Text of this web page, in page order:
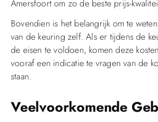
Amersfoort om zo de beste prijs-
Bovendien is het belangrijk om te
van de keuring zelf. Als er tijdens de
de eisen te voldoen, komen deze
vooraf een indicatie te vragen van de
staan.
Veelvoorkomende